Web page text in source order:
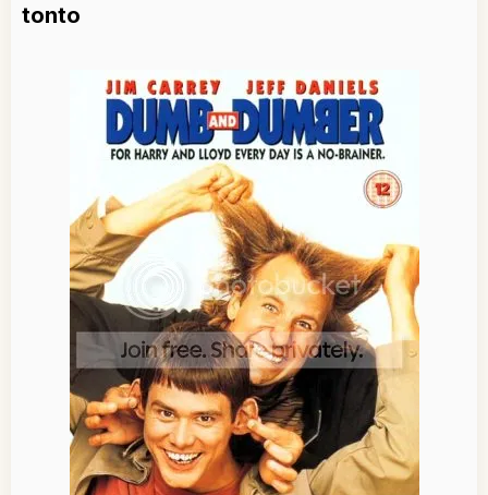
tonto